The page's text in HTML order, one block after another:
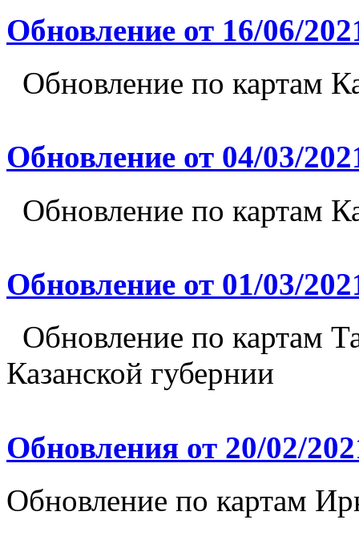
Обновление от 16/06/
Обновление по картам
Обновление от 04/03/
Обновление по картам
Обновление от 01/03/
Обновление по картам
Казанской губернии
Обновления от 20/02/
Обновление по картам